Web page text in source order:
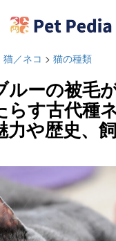
猫／ネコ > 猫の種類
ルーの被毛
らす古代種
力や歴史、